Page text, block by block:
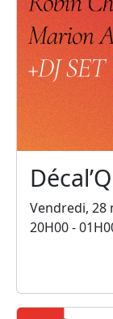
Vendredi, 28
20H00 -